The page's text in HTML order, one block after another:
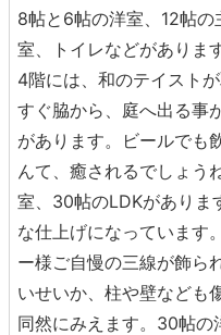
8帖と6帖の洋室、12帖
室、トイレなどがあります
4階には、和のテイスト
すぐ脇から、庭へ出る事
があります。ビールでも
んて、癒されるでしょう
室、30帖のLDKがありま
な仕上げになっています
ー様ご自慢の三線が飾ら
いせいか、柱や壁なども
同然にみえます。30帖の